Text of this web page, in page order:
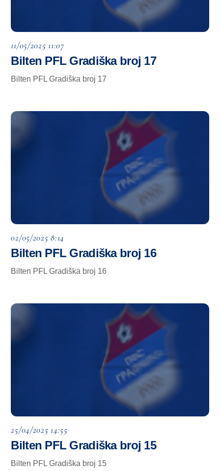
11/05/2025 11:07
Bilten PFL Gradiška broj 17
Bilten PFL Gradiška broj 17
02/05/2025 8:14
Bilten PFL Gradiška broj 16
Bilten PFL Gradiška broj 16
25/04/2025 14:55
Bilten PFL Gradiška broj 15
Bilten PFL Gradiška broj 15